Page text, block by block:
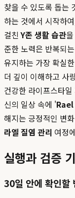
찾을 수 있도록 돕는
하는 것에서 시작하
걸친Y존 생활 습관
준한 노력은 반복되
유지하는 가장 확실
더 깊이 이해하고 사
건강한 라이프스타
신의 일상 속에 'Rael
해지는 긍정적인 변
라엘 질염 관리 여정
실행과 검증
30일 안에 확인할